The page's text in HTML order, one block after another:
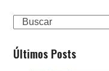
Search
Últimos Posts